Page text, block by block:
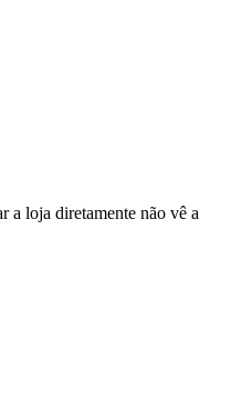
a loja diretamente não vê a